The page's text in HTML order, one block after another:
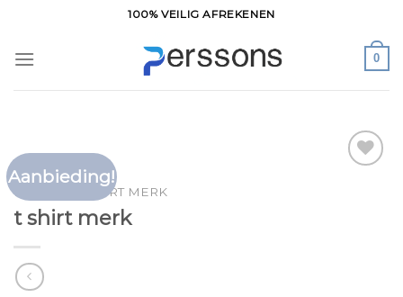
inhoud
100% VEILIG AFREKENEN
0
Aanbieding!
HOME T SHIRT MERK
t shirt merk